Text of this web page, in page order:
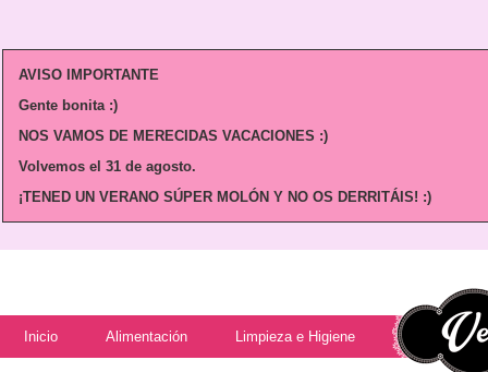
AVISO IMPORTANTE
Gente bonita :)
NOS VAMOS DE MERECIDAS VACACIONES :)
Volvemos el 31 de agosto.
¡TENED UN VERANO SÚPER MOLÓN Y NO OS DERRITÁIS! :)
Inicio Alimentación Limpieza e Higiene